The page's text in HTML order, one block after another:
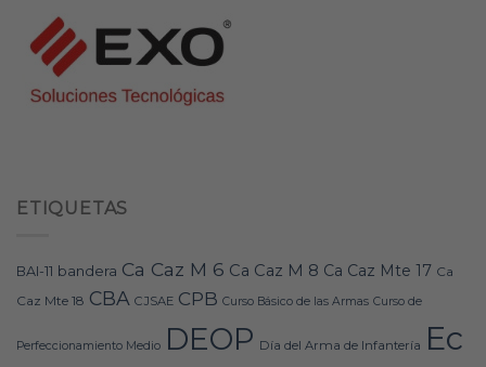
ETIQUETAS
BAI-11 bandera Ca Caz M 6 Ca Caz M 8 Ca Caz Mte 17 Ca
Caz Mte 18 CBA CJSAE CPB Curso Básico de las Armas Curso de
Perfeccionamiento Medio DEOP Día del Arma de Infantería Ec